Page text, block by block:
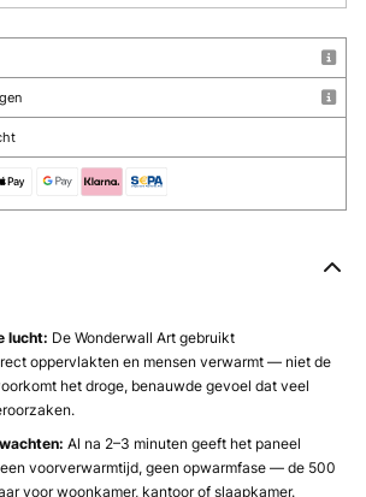
lucht: De Wonderwall Art gebruikt
oppervlakten en mensen verwarmt — niet de
het droge, benauwde gevoel dat veel
Al na 2–3 minuten geeft het paneel
voorverwarmtijd, geen opwarmfase — de 500
voor woonkamer, kantoor of slaapkamer.